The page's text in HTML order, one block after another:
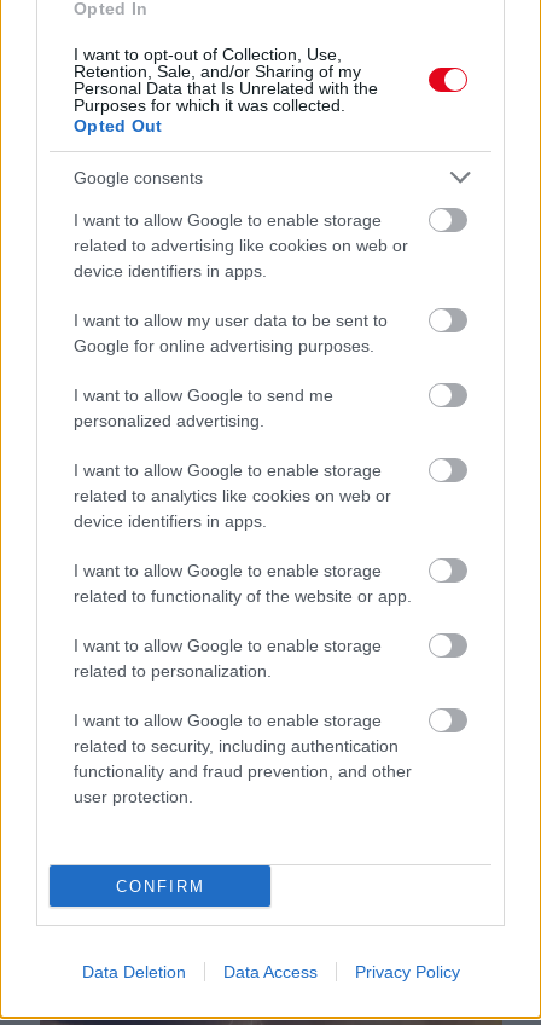
Opted In
I want to opt-out of Collection, Use,
Retention, Sale, and/or Sharing of my
Personal Data that Is Unrelated with the
Purposes for which it was collected.
Opted Out
Google consents
I want to allow Google to enable storage
related to advertising like cookies on web or
device identifiers in apps.
I want to allow my user data to be sent to
Google for online advertising purposes.
I want to allow Google to send me
personalized advertising.
I want to allow Google to enable storage
related to analytics like cookies on web or
device identifiers in apps.
I want to allow Google to enable storage
related to functionality of the website or app.
I want to allow Google to enable storage
related to personalization.
I want to allow Google to enable storage
related to security, including authentication
functionality and fraud prevention, and other
user protection.
CONFIRM
Data Deletion Data Access Privacy Policy
hőség
Tilos így használni a klímát 35 fok felett: óriási hibát
követsz el, ha mégis így teszel
Zivatarok és meleg: 4 vármegyére adtak ki riasztást